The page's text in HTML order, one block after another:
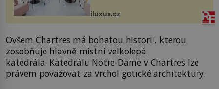
budov Media...
iluxus.cz
Ovšem Chartres má bohatou historii, kterou
zosobňuje hlavně místní velkolepá
katedrála. Katedrálu Notre-Dame v Chartres lze
právem považovat za vrchol gotické architektury.